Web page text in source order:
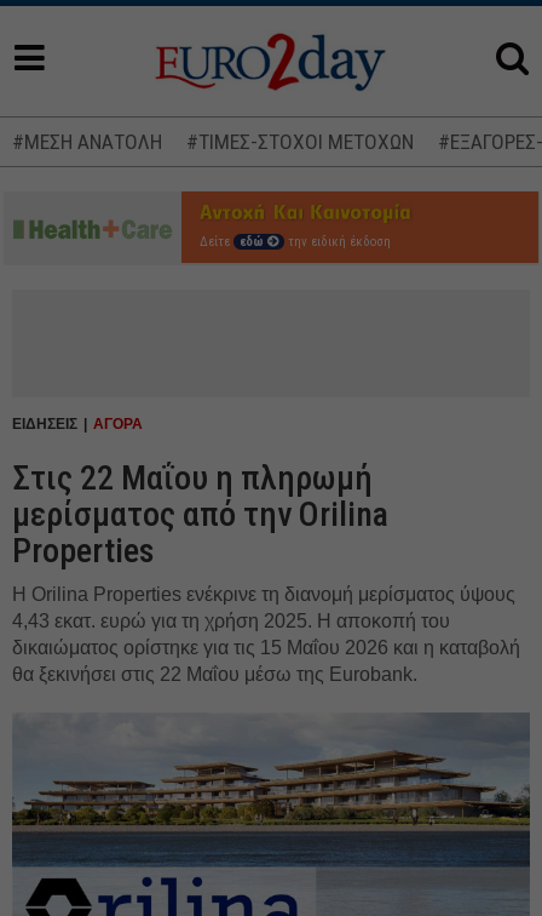
#ΜΕΣΗ ΑΝΑΤΟΛΗ #ΤΙΜΕΣ-ΣΤΟΧΟΙ ΜΕΤΟΧΩΝ
Δείτε εδώ την ειδική έκδοση
ΕΙΔΗΣΕΙΣ ΑΓΟΡΑ
Στις 22 Μαΐου η πληρωμή
μερίσματος από την Orilina
Properties
Η Orilina Properties ενέκρινε τη διανομή μερίσματος ύψους
4,43 εκατ. ευρώ για τη χρήση 2025. Η αποκοπή του
δικαιώματος ορίστηκε για τις 15 Μαΐου 2026 και η καταβολή
θα ξεκινήσει στις 22 Μαΐου μέσω της Eurobank.